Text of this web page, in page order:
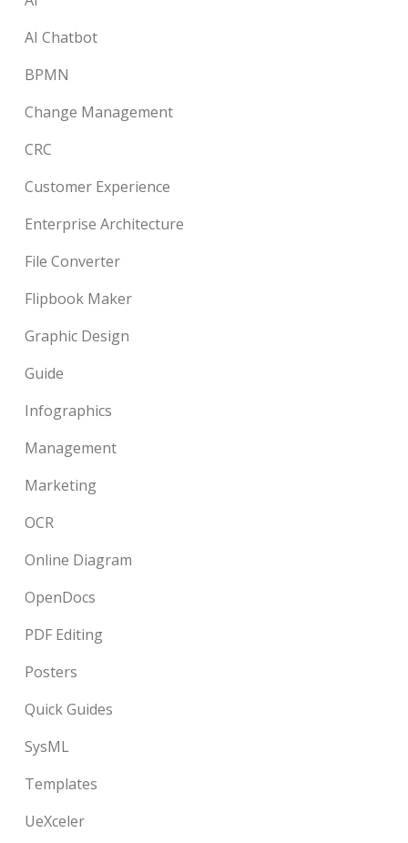
AI Chatbot
BPMN
Change Management
CRC
Customer Experience
Enterprise Architecture
File Converter
Flipbook Maker
Graphic Design
Guide
Infographics
Management
Marketing
OCR
Online Diagram
OpenDocs
PDF Editing
Posters
Quick Guides
SysML
Templates
UeXceler